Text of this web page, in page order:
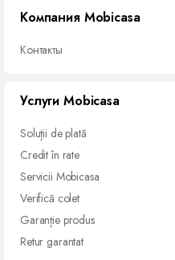
Компания Mobicasa
Контакты
Услуги Mobicasa
Soluții deplată
Creditîn rate
Servicii Mobicasa
Verifică colet
Garanțieprodus
Retur garantat